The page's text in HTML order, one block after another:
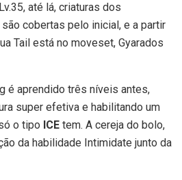
até lá, criaturas dos
são cobertas pelo inicial, e a partir
Tail está no moveset, Gyarados
é aprendido três níveis antes,
super efetiva e habilitando um
o tipo ICE tem. A cereja do bolo,
da habilidade Intimidate junto da